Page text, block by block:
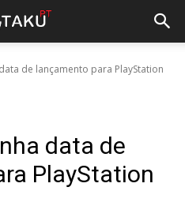
de lançamento para PlayStation
data de
PlayStation